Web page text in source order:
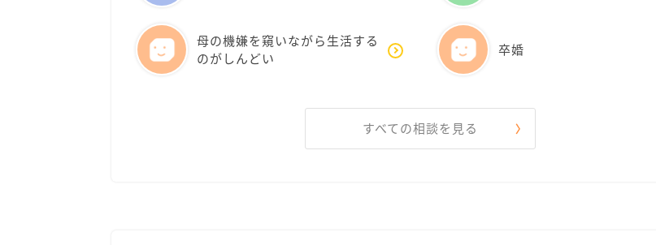
母の機嫌を窺いながら生活する
のがしんどい
卒婚
すべての相談を見る